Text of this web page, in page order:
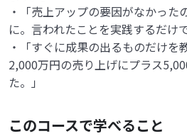
・「売上アップの要因がなかった
に。 言われたことを実践するだけ
・「すぐに成果の出るものだけを
2,000万円の売り上げにプラス
た。」
このコースで学べること